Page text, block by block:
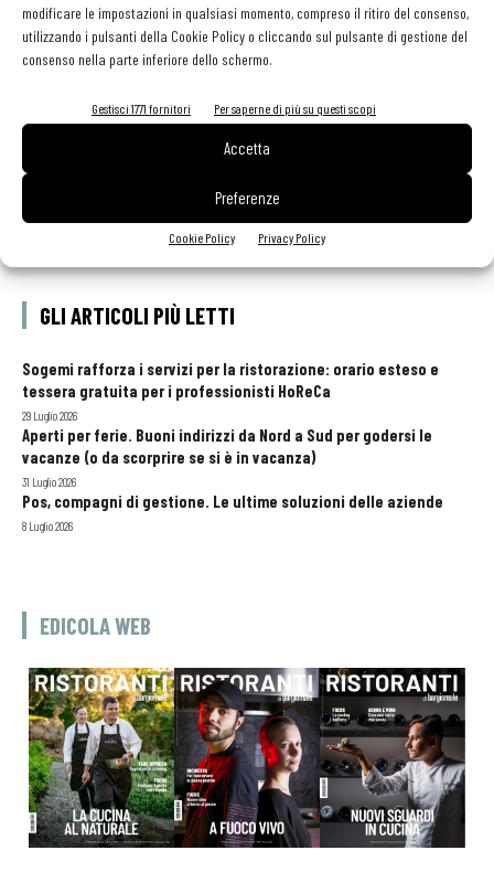
modificare le impostazioni in qualsiasi momento, compreso il ritiro del consenso,
utilizzando i pulsanti della Cookie Policy o cliccando sul pulsante di gestione del
consenso nella parte inferiore dello schermo.
Gestisci 1771 fornitori Per saperne di più su questi scopi
Accetta
Preferenze
Cookie Policy Privacy Policy
Al Castello di Casole debutta “Territori”: Daniele Sera
inaugura il progetto con Norbert Niederkofler
GLI ARTICOLI PIÙ LETTI
Sogemi rafforza i servizi per la ristorazione: orario esteso e
tessera gratuita per i professionisti HoReCa
29 Luglio 2026
Aperti per ferie. Buoni indirizzi da Nord a Sud per godersi le
vacanze (o da scorprire se si è in vacanza)
31 Luglio 2026
Pos, compagni di gestione. Le ultime soluzioni delle aziende
8 Luglio 2026
EDICOLA WEB